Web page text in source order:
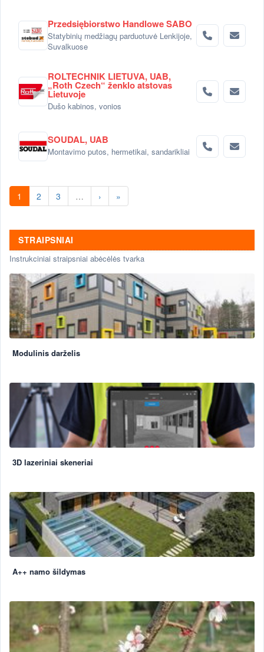
Przedsiębiorstwo Handlowe SABO
Statybinių medžiagų parduotuvė Lenkijoje,
Suvalkuose
ROLTECHNIK LIETUVA, UAB,
„Roth Czech“ ženklo atstovas
Lietuvoje
Dušo kabinos, vonios
SOUDAL, UAB
Montavimo putos, hermetikai, sandarikliai
1 2 3 … › »
STRAIPSNIAI
Instrukciniai straipsniai abėcėlės tvarka
Modulinis darželis
3D lazeriniai skeneriai
A++ namo šildymas